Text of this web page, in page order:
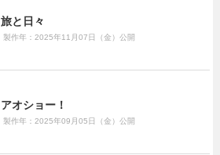
旅と日々
製作年：2025年11月07日（金）公開
アオショー！
製作年：2025年09月05日（金）公開